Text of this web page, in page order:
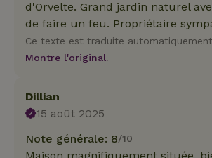
d'Orvelte. Grand jardin naturel
de faire un feu. Propriétaire
Ce texte est traduite
Montre l'original.
Dillian
15 août 2025
Note générale: 8/10